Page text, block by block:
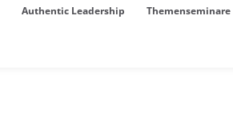
Authentic Leadership Themenseminare